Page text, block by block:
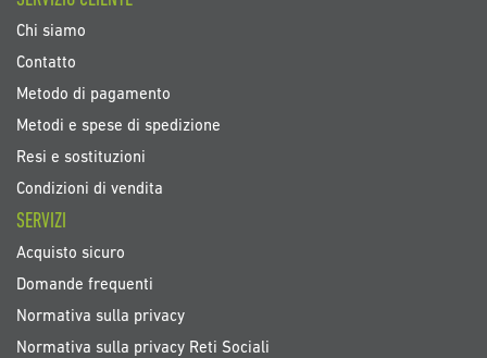
Chi siamo
Contatto
Metodo di pagamento
Metodi e spese di spedizione
Resi e sostituzioni
Condizioni di vendita
SERVIZI
Acquisto sicuro
Domande frequenti
Normativa sulla privacy
Normativa sulla privacy Reti Sociali